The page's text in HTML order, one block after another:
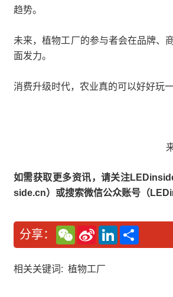
趋势。
未来，植物工厂的参与者会在品牌、
面发力。
消费升级时代，农业真的可以好好玩一
如需获取更多资讯，请关注
side.cn）或搜索微信公众账号（
分享：
W
e
C
a
S
n
W
L
n
相关关键词: 植物工厂